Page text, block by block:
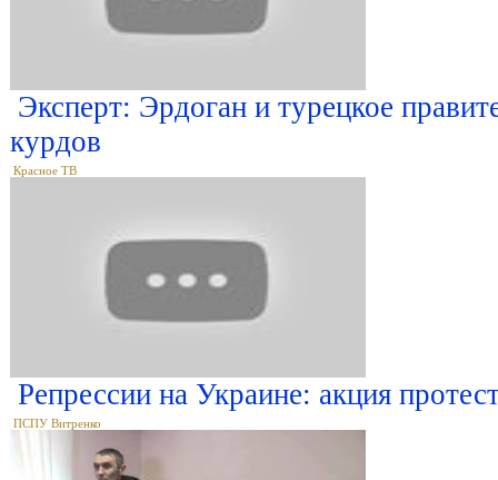
Эксперт: Эрдоган и турецкое
курдов
Красное ТВ
Репрессии на Украине: акция
ПСПУ Витренко